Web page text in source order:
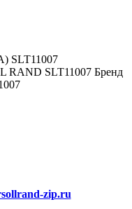
SLT11007
RAND SLT11007 Бренд
zip.ru